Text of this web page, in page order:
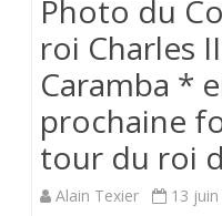
Photo du
roi Charles
Caramba *
prochaine
tour du roi
Alain Texier 13